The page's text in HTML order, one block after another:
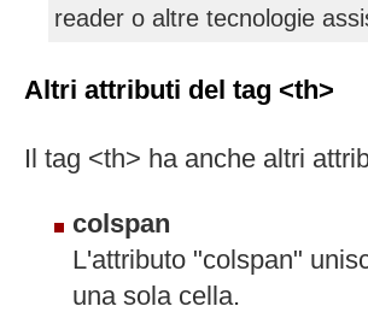
reader o altre tecnologie
Altri attributi del tag <th>
Il tag <th> ha anche altri
colspan
L'attributo "colspan"
una sola cella.